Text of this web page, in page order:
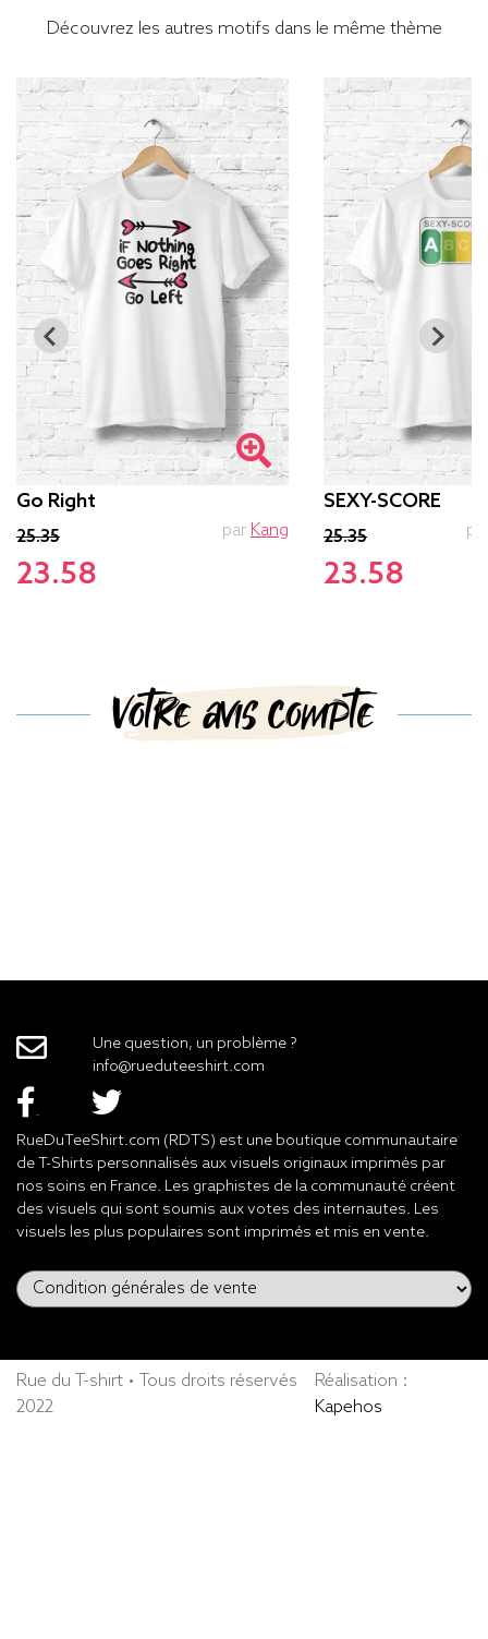
Découvrez les autres motifs dans le même thème
Go Right
25.35
23.58
par Kang
SEXY-SCORE
25.35
23.58
Votre avis compte
Une question, un problème ?
info@rueduteeshirt.com
RueDuTeeShirt.com (RDTS) est une boutique communautaire
de T-Shirts personnalisés aux visuels originaux imprimés par
nos soins en France. Les graphistes de la communauté créent
des visuels qui sont soumis aux votes des internautes. Les
visuels les plus populaires sont imprimés et mis en vente.
Rue du T-shirt • Tous droits réservés
2022
Réalisation :
Kapehos